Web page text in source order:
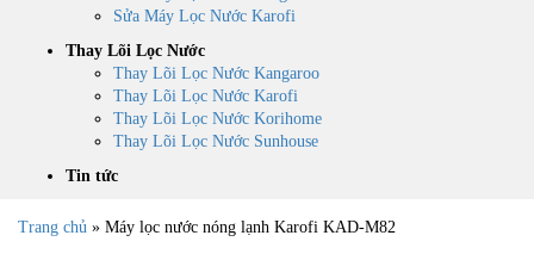
Sửa Máy Lọc Nước Karofi
Thay Lõi Lọc Nước
Thay Lõi Lọc Nước Kangaroo
Thay Lõi Lọc Nước Karofi
Thay Lõi Lọc Nước Korihome
Thay Lõi Lọc Nước Sunhouse
Tin tức
Trang chủ » Máy lọc nước nóng lạnh Karofi KAD-M82